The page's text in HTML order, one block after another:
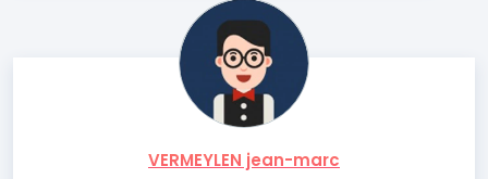
VERMEYLEN jean-marc